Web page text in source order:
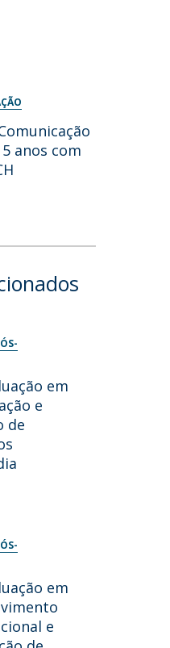
anos com
em
e
de
em
e